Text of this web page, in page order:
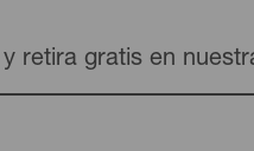
retira gratis en